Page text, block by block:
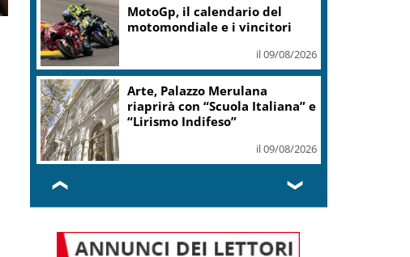
MotoGp, il calendario del
motomondiale e i vincitori
il 09/08/2026
Arte, Palazzo Merulana
riaprirà con “Scuola Italiana” e
“Lirismo Indifeso”
il 09/08/2026
❮ ❯